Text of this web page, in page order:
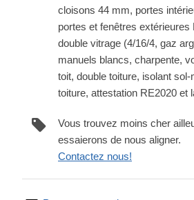
cloisons 44 mm, portes
portes et fenêtres extérieures
double vitrage (4/16/4, gaz
manuels blancs, charpente,
toit, double toiture, isolant
toiture, attestation RE2020 et
Vous trouvez moins cher
essaierons de nous aligner.
Contactez nous!